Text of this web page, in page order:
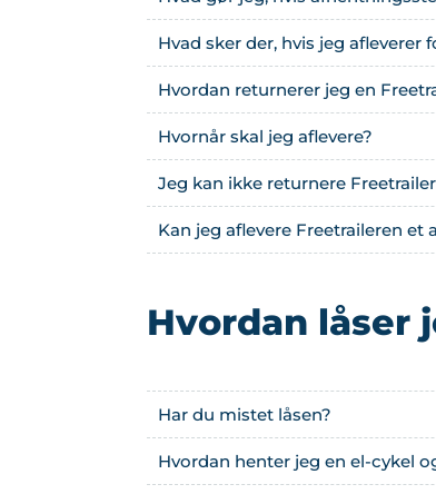
Hvad sker der, hvis jeg afleverer
Hvordan returnerer jeg en
Hvornår skal jeg aflevere?
Jeg kan ikke returnere
Kan jeg aflevere Freetraileren et
Hvordan låser
Har du mistet låsen?
Hvordan henter jeg en el-cykel